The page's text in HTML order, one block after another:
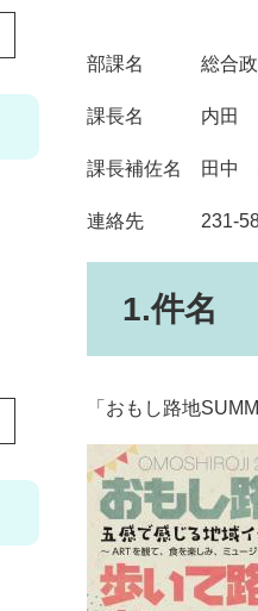
部課名 総合政
課長名 内田
課長補佐名 田中
連絡先 231-
1.件名
「おもし路地